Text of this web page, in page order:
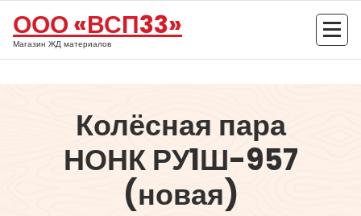
содержимому
ООО «ВСП33»
Магазин ЖД материалов
Колёсная пара
НОНК РУ1Ш-957
(новая)